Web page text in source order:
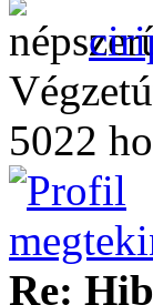
5022
Re: